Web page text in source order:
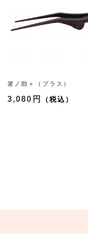
箸ノ助＋（プラス）
3,080円